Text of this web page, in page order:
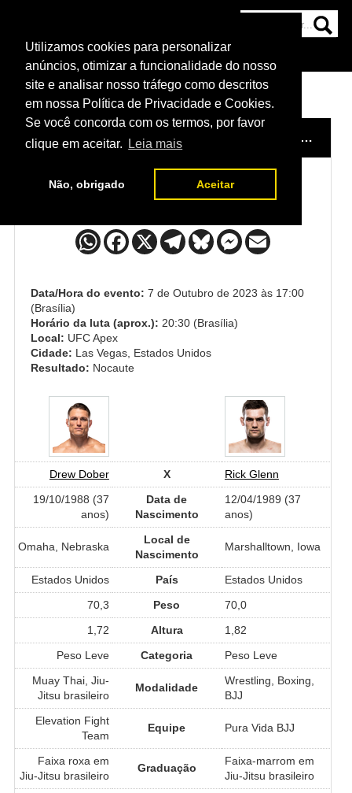
Utilizamos cookies para personalizar
anúncios, otimizar a funcionalidade do nosso
site e analisar nosso tráfego como descritos
em nossa Política de Privacidade e Cookies.
Se você concorda com os termos, por favor
clique em aceitar.
Leia mais
Não, obrigado Aceitar
NOTÍCIAS
HOME EVENTO / UFC VEGAS 80: DAWSON X GREEN
Drew Dober x Rick Glenn
Data/Hora do evento: 7 de Outubro de 2023 às 17:00
(Brasília)
Horário da luta (aprox.): 20:30 (Brasília)
Local: UFC Apex
Cidade: Las Vegas, Estados Unidos
Resultado: Nocaute
Drew Dober X
Rick Glenn
19/10/1988 (37
anos)
Data de
Nascimento
12/04/1989 (37
anos)
Omaha, Nebraska
Local de
Nascimento
Marshalltown, Iowa
Estados Unidos País
Estados Unidos
70,3
Peso
70,0
1,72
Altura
1,82
Peso Leve
Categoria
Peso Leve
Muay Thai, Jiu-
Jitsu brasileiro
Modalidade
Wrestling, Boxing,
BJJ
Elevation Fight
Team
Equipe Pura Vida BJJ
Faixa roxa em
Jiu-Jitsu brasileiro
Graduação
Faixa-marrom em
Jiu-Jitsu brasileiro